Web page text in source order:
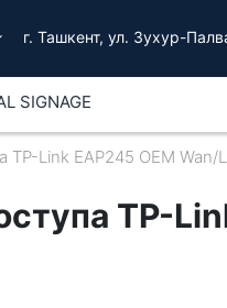
г. Ташкент, ул. Зухур-
SIGNAGE
Link EAP245 OEM Wan/
TP-